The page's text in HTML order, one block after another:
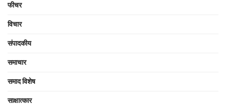
फीचर
विचार
संपादकीय
समाचार
समाद विशेष
साक्षात्‍कार